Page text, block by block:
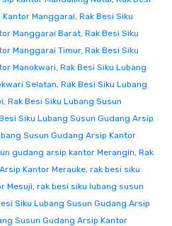
Kantor Manggarai, Rak Besi Siku
Manggarai Barat, Rak Besi Siku
Manggarai Timur, Rak Besi Siku
Manokwari, Rak Besi Siku Lubang
Selatan, Rak Besi Siku Lubang
, Rak Besi Siku Lubang Susun
Siku Lubang Susun Gudang Arsip
Susun Gudang Arsip Kantor
gudang arsip kantor Merangin, Rak
Kantor Merauke, rak besi siku
Mesuji, rak besi siku lubang susun
Siku Lubang Susun Gudang Arsip
Susun Gudang Arsip Kantor